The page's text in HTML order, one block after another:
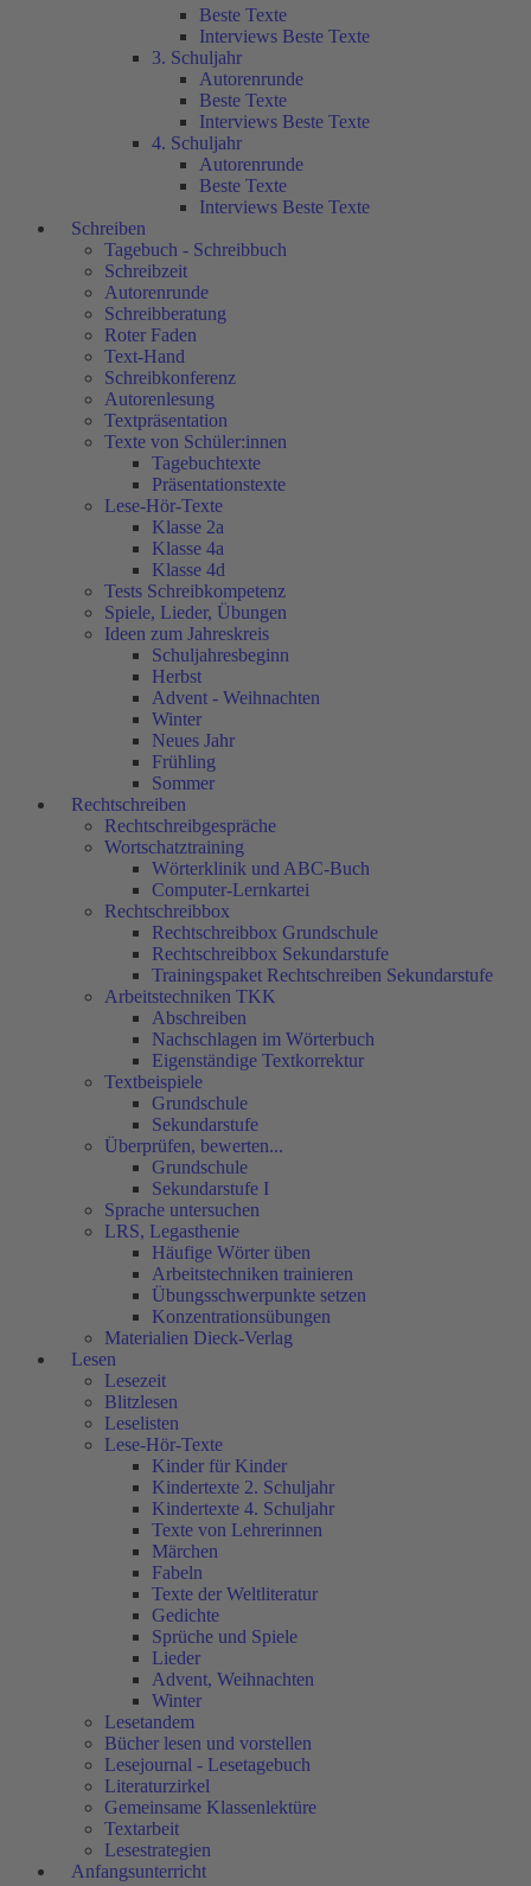
Beste Texte
Interviews Beste Texte
3. Schuljahr
Autorenrunde
Beste Texte
Interviews Beste Texte
4. Schuljahr
Autorenrunde
Beste Texte
Interviews Beste Texte
Schreiben
Tagebuch - Schreibbuch
Schreibzeit
Autorenrunde
Schreibberatung
Roter Faden
Text-Hand
Schreibkonferenz
Autorenlesung
Textpräsentation
Texte von Schüler:innen
Tagebuchtexte
Präsentationstexte
Lese-Hör-Texte
Klasse 2a
Klasse 4a
Klasse 4d
Tests Schreibkompetenz
Spiele, Lieder, Übungen
Ideen zum Jahreskreis
Schuljahresbeginn
Herbst
Advent - Weihnachten
Winter
Neues Jahr
Frühling
Sommer
Rechtschreiben
Rechtschreibgespräche
Wortschatztraining
Wörterklinik und ABC-Buch
Computer-Lernkartei
Rechtschreibbox
Rechtschreibbox Grundschule
Rechtschreibbox Sekundarstufe
Trainingspaket Rechtschreiben Sekundarstufe
Arbeitstechniken TKK
Abschreiben
Nachschlagen im Wörterbuch
Eigenständige Textkorrektur
Textbeispiele
Grundschule
Sekundarstufe
Überprüfen, bewerten...
Grundschule
Sekundarstufe I
Sprache untersuchen
LRS, Legasthenie
Häufige Wörter üben
Arbeitstechniken trainieren
Übungsschwerpunkte setzen
Konzentrationsübungen
Materialien Dieck-Verlag
Lesen
Lesezeit
Blitzlesen
Leselisten
Lese-Hör-Texte
Kinder für Kinder
Kindertexte 2. Schuljahr
Kindertexte 4. Schuljahr
Texte von Lehrerinnen
Märchen
Fabeln
Texte der Weltliteratur
Gedichte
Sprüche und Spiele
Lieder
Advent, Weihnachten
Winter
Lesetandem
Bücher lesen und vorstellen
Lesejournal - Lesetagebuch
Literaturzirkel
Gemeinsame Klassenlektüre
Textarbeit
Lesestrategien
Anfangsunterricht